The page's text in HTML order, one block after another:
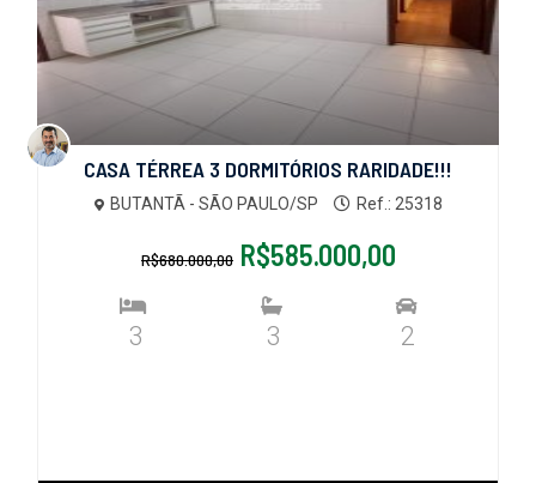
CASA TÉRREA 3 DORMITÓRIOS RARIDADE!!!
BUTANTÃ - SÃO PAULO/SP Ref.: 25318
R$680.000,00R$585.000,00
3 3 2